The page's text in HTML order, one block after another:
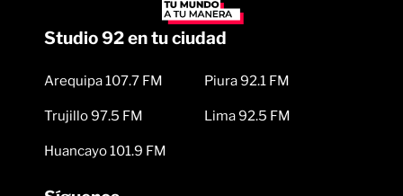
Studio 92 en tu ciudad
Arequipa 107.7 FM
Trujillo 97.5 FM
Huancayo 101.9 FM
Piura 92.1 FM
Lima 92.5 FM